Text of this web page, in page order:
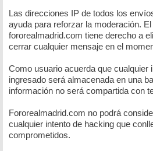
Las direcciones IP de todos los
ayuda para reforzar la moderación.
fororealmadrid.com tiene derecho a
cerrar cualquier mensaje en el
Como usuario acuerda que cualquier
ingresado será almacenada en una
información no será compartida con
Fororealmadrid.com no podrá
cualquier intento de hacking que
comprometidos.